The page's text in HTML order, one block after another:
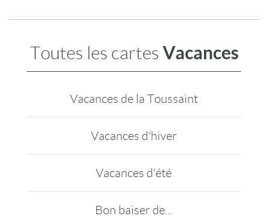
Toutes les cartes Vacances
Vacances de la Toussaint
Vacances d'hiver
Vacances d'été
Bon baiser de...